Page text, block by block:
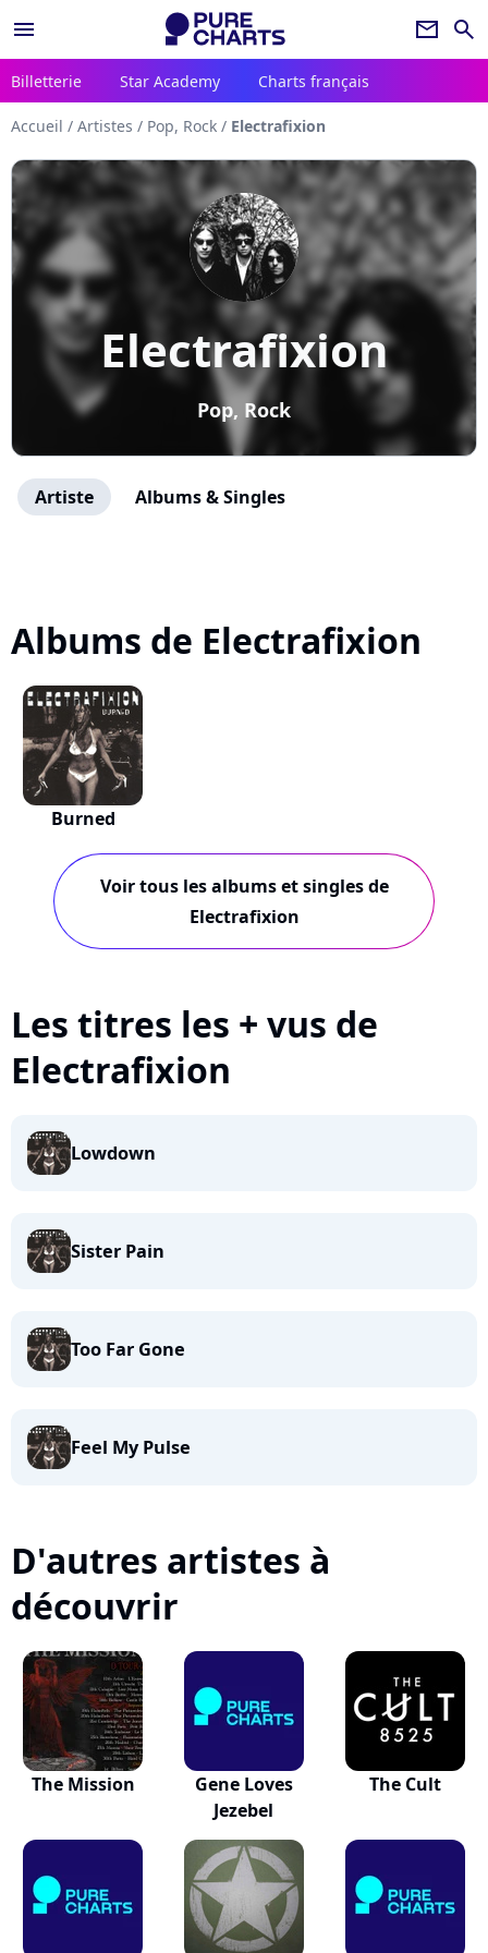
menu newsletter search
Billetterie Star Academy Charts français
Accueil / Artistes / Pop, Rock / Electrafixion
Electrafixion
Pop, Rock
Artiste Albums & Singles
Albums de Electrafixion
Burned
Voir tous les albums et singles de
Electrafixion
Les titres les + vus de
Electrafixion
Lowdown
Sister Pain
Too Far Gone
Feel My Pulse
D'autres artistes à
découvrir
The Mission
Gene Loves
Jezebel
The Cult